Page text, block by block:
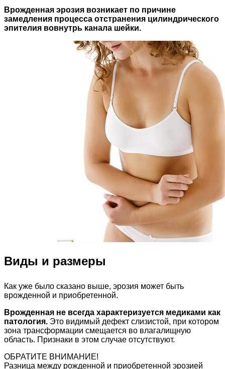
Врожденная эрозия возникает по причине
замедления процесса отстранения цилиндрического
эпителия вовнутрь канала шейки.
Виды и размеры
Как уже было сказано выше, эрозия может быть
врожденной и приобретенной.
Врожденная не всегда характеризуется медиками как
патология. Это видимый дефект слизистой, при котором
зона трансформации смещается во влагалищную
область. Признаки в этом случае отсутствуют.
ОБРАТИТЕ ВНИМАНИЕ!
Разница между рожденной и приобретенной эрозией